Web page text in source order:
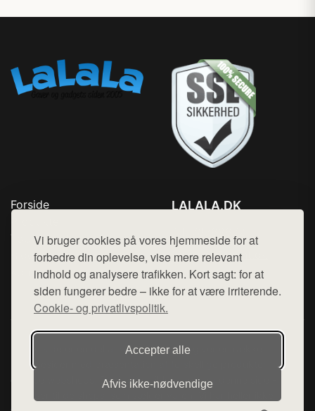
Vi bruger cookies på vores hjemmeside for at
forbedre din oplevelse, vise mere relevant
indhold og analysere trafikken. Kort sagt: for at
siden fungerer bedre – ikke for at være irriterende.
Cookie- og privatlivspolitik.
Accepter alle
Afvis ikke‑nødvendige
Forside
Top Rabatter
Blog
Kontakt
LALALA.DK
Mail: hej@want.dk
Cookie- og privatlivspolitik
Denne side er en del af want.dk, der udgiver en række
hjemmesider med præsentation af forskellige produkter fra
diverse webshops. Der sælges ikke varer fra denne side - vi